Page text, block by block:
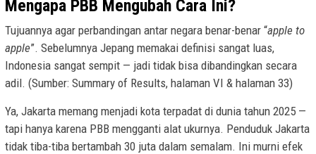
Mengapa PBB Mengubah Cara Ini?
Tujuannya agar perbandingan antar negara benar-benar “apple to
apple”. Sebelumnya Jepang memakai definisi sangat luas,
Indonesia sangat sempit — jadi tidak bisa dibandingkan secara
adil. (Sumber: Summary of Results, halaman VI & halaman 33)
Ya, Jakarta memang menjadi kota terpadat di dunia tahun 2025 —
tapi hanya karena PBB mengganti alat ukurnya. Penduduk Jakarta
tidak tiba-tiba bertambah 30 juta dalam semalam. Ini murni efek